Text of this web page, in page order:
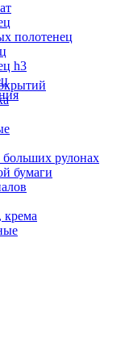
полотенец
h3
больших рулонах
бумаги
крема